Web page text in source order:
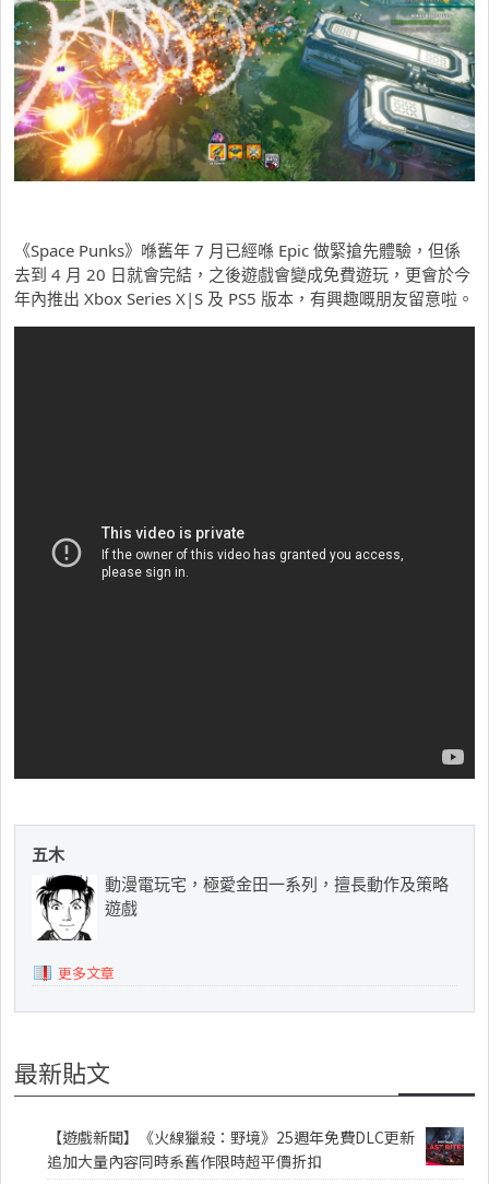
《Space Punks》喺舊年 7 月已經喺 Epic 做緊搶先體驗，但係
去到 4 月 20 日就會完結，之後遊戲會變成免費遊玩，更會於今
年內推出 Xbox Series X|S 及 PS5 版本，有興趣嘅朋友留意啦。
五木
動漫電玩宅，極愛金田一系列，擅長動作及策略
遊戲
更多文章
最新貼文
【遊戲新聞】《火線獵殺：野境》25週年免費DLC更新
追加大量內容同時系舊作限時超平價折扣